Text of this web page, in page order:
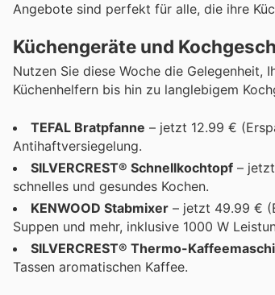
Angebote sind perfekt für alle, die ihre
Küchengeräte und
Nutzen Sie diese Woche die Gelegenheit,
Küchenhelfern bis hin zu langlebigem
TEFAL Bratpfanne – jetzt 12.99 €
Antihaftversiegelung.
SILVERCREST® Schnellkochtopf –
schnelles und gesundes Kochen.
KENWOOD Stabmixer – jetzt 49.99 €
Suppen und mehr, inklusive 1000 W
SILVERCREST® Thermo-
Tassen aromatischen Kaffee.